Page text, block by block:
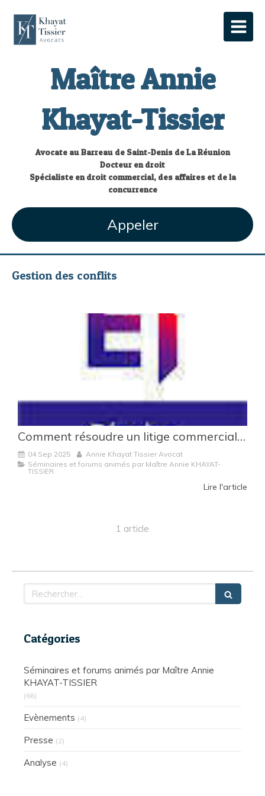
Maître Annie
Khayat-Tissier
Avocate au Barreau de Saint-Denis de La Réunion
Docteur en droit
Spécialiste en droit commercial, des affaires et de la
concurrence
Appeler
Gestion des conflits
Comment résoudre un litige commercial à l’amiable ?
04 Sep 2025
Annie Khayat Tissier Avocat
Séminaires et forums animés par Maître Annie KHAYAT-
TISSIER
Lire l'article
1 article
Rechercher
Catégories
Séminaires et forums animés par Maître Annie
KHAYAT-TISSIER
(66)
Evènements (4)
Presse (2)
Analyse (4)